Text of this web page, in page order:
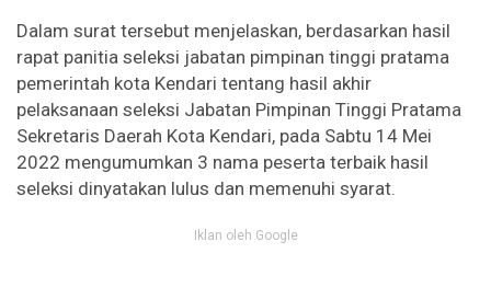
Dalam surat tersebut menjelaskan, berdasarkan hasil
rapat panitia seleksi jabatan pimpinan tinggi pratama
pemerintah kota Kendari tentang hasil akhir
pelaksanaan seleksi Jabatan Pimpinan Tinggi Pratama
Sekretaris Daerah Kota Kendari, pada Sabtu 14 Mei
2022 mengumumkan 3 nama peserta terbaik hasil
seleksi dinyatakan lulus dan memenuhi syarat.
Iklan oleh Google